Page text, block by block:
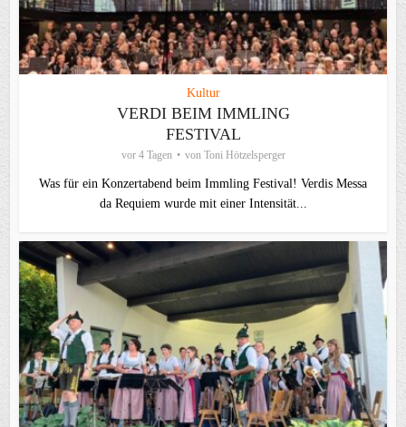
Kultur
VERDI BEIM IMMLING
FESTIVAL
vor 4 Tagen von Toni Hötzelsperger
Was für ein Konzertabend beim Immling Festival! Verdis Messa
da Requiem wurde mit einer Intensität...